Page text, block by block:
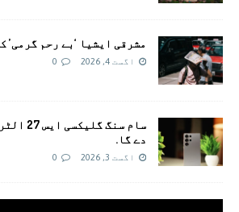
مشرقی ایشیا ‘بے رحم گرمی’
اگست 4, 2026 0
سام
دے گا.
اگست 3, 2026 0